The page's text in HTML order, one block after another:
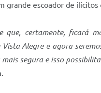
grande escoador de
certamente, ficará
Alegre e agora
segura e isso